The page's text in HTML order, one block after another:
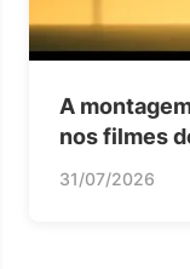
A
nos filmes
31/07/2026